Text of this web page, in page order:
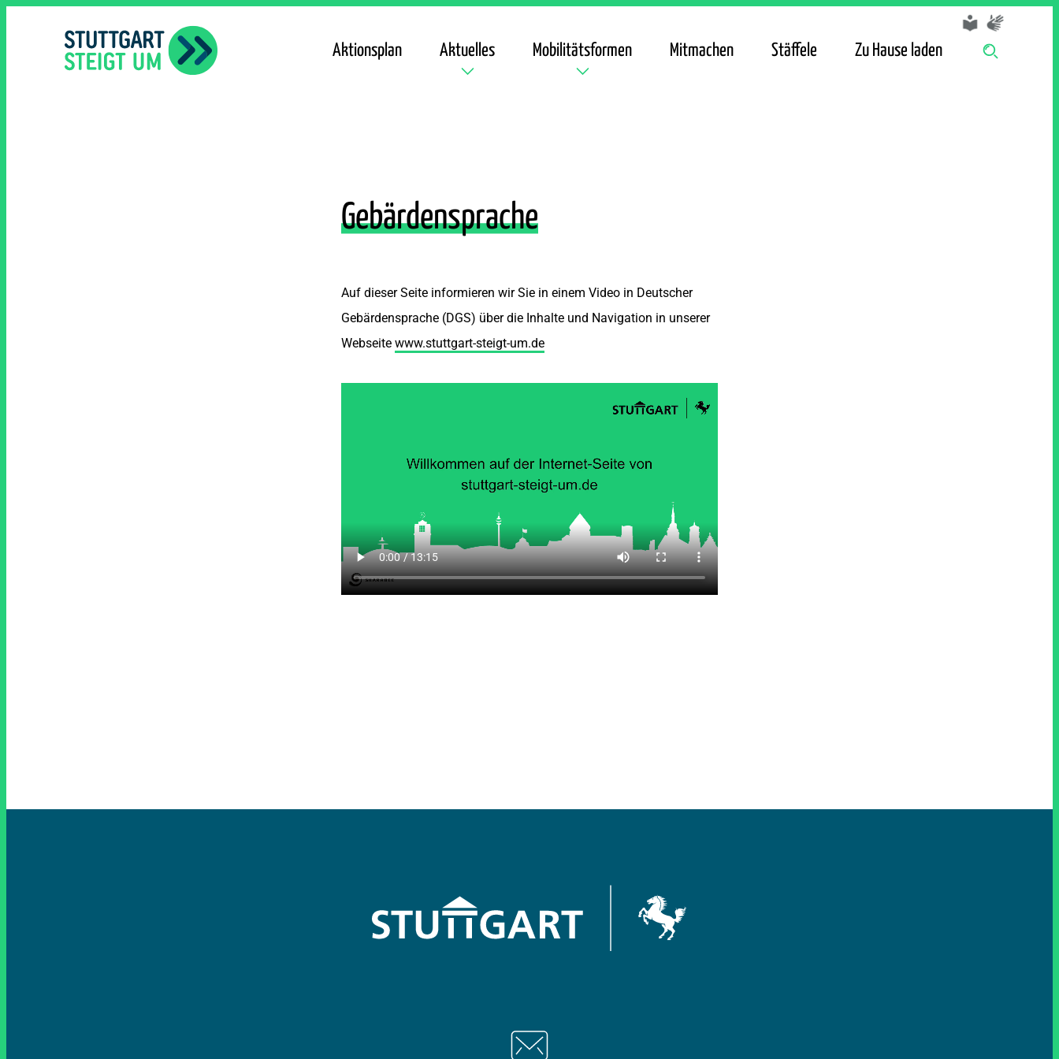
Aktionsplan
Aktuelles Mobilitätsformen Mitmachen Stäffele Zu Hause laden
Gebärdensprache
Auf dieser Seite informieren wir Sie in einem Video in Deutscher
Gebärdensprache (DGS) über die Inhalte und Navigation in unserer
Webseite www.stuttgart-steigt-um.de